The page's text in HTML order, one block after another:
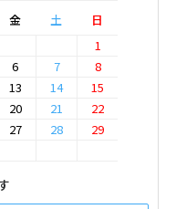
金 土
日
1
6 7
8
13 14
15
20 21
22
27 28
29